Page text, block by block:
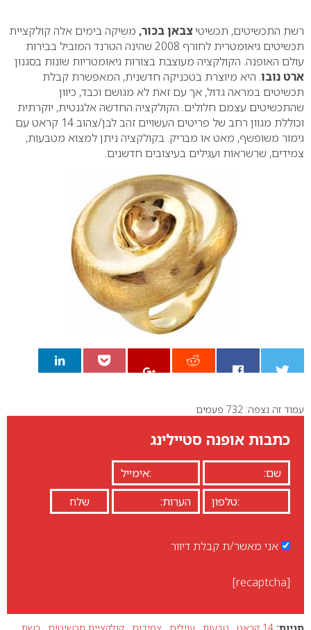
רשת התכשיטים, תכשיטיצבאן בכור, משיקה בימים אלה קולקציית
תכשיטים גיאומטרית לחורף 2008 שהינה הטרנד המוביל בבירות
עולם האופנה. הקולקציה מעוצבת בצורות גיאומטריות שונות בסגנון
ארט נובו. היא מיוצרת בטכניקה חדשנית, המאפשרת קבלת
תכשיטים במראה גדול, אך עם זאת לא מגושם וכבד, כיוון
שהתכשיטים עצמם חלולים. הקולקציה החדשה אלגנטית, יוקרתית
וכוללת מגוון רחב של פריטים העשויים זהב לבן/צהוב 14 קראט עם
גימור משופשף, מאט או מבריק. בקולקציה ניתן למצוא מטבעות,
צמידים, שרשראות ועגילים בעיצובים חדשנים.
0
עמוד זה נצפה: 732 פעמים
כתבות אופנה סטיילינג
אני מאשר/ת קבלת דיוור
[recaptcha]